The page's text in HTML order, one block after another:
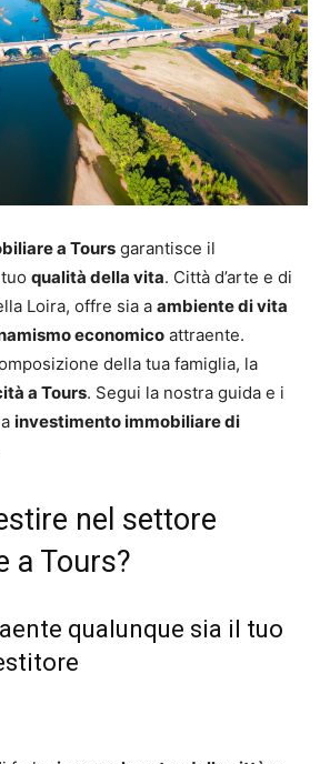
a Tours garantisce il
qualità della vita. Città d’arte e di
Loira, offre sia a ambiente di vita
economico attraente.
della tua famiglia, la
a Tours. Segui la nostra guida e i
investimento immobiliare di
nel settore
a Tours?
qualunque sia il tuo